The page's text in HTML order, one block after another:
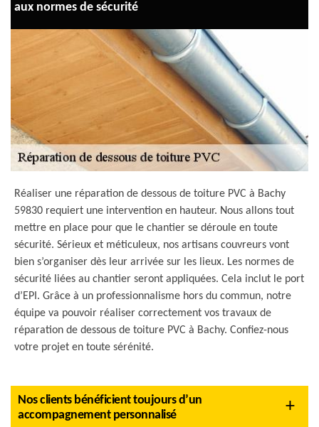
aux normes de sécurité
Réaliser une réparation de dessous de toiture PVC à Bachy
59830 requiert une intervention en hauteur. Nous allons tout
mettre en place pour que le chantier se déroule en toute
sécurité. Sérieux et méticuleux, nos artisans couvreurs vont
bien s’organiser dès leur arrivée sur les lieux. Les normes de
sécurité liées au chantier seront appliquées. Cela inclut le port
d’EPI. Grâce à un professionnalisme hors du commun, notre
équipe va pouvoir réaliser correctement vos travaux de
réparation de dessous de toiture PVC à Bachy. Confiez-nous
votre projet en toute sérénité.
Nos clients bénéficient toujours d’un
accompagnement personnalisé